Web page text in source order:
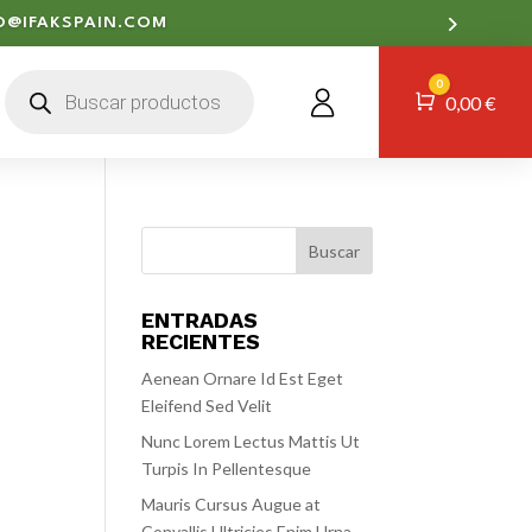
productos
Carro
0
0,00€
ENTRADAS
RECIENTES
Aenean Ornare Id Est Eget
Eleifend Sed Velit
Nunc Lorem Lectus Mattis Ut
Turpis In Pellentesque
Mauris Cursus Augue at